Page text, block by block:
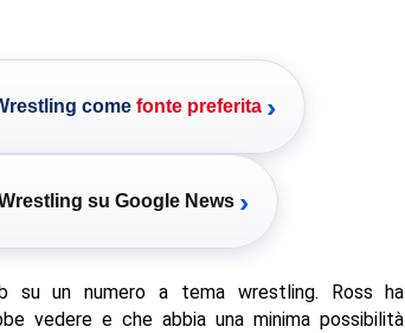
come fonte preferita ›
su Google News ›
su un numero a tema wrestling. Ross ha
vedere e che abbia una minima possibilità